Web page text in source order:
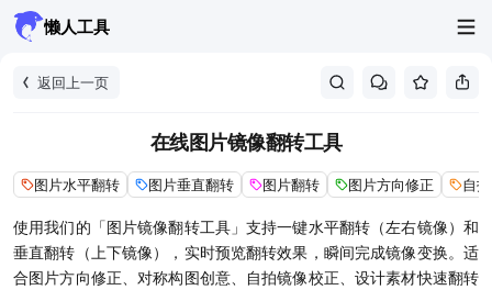
懒人工具
返回上一页
在线图片镜像翻转工具
图片水平翻转 图片垂直翻转 图片翻转 图片方向修正 自
使用我们的「图片镜像翻转工具」支持一键水平翻转（左右镜像）和
垂直翻转（上下镜像），实时预览翻转效果，瞬间完成镜像变换。适
合图片方向修正、对称构图创意、自拍镜像校正、设计素材快速翻转